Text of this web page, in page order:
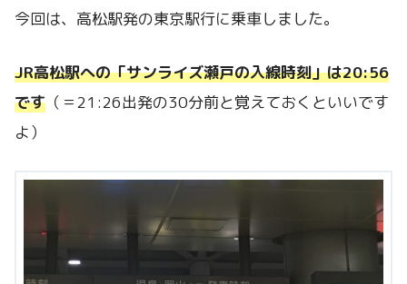
今回は、高松駅発の東京駅行に乗車しました。
JR高松駅への「サンライズ瀬戸の入線時刻」は20:56
です （＝21:26出発の30分前と覚えておくといいです
よ）